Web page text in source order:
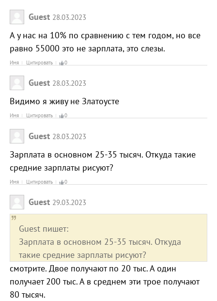
Guest 28.03.2023
А у нас на 10% по сравнению с тем годом, но все
равно 55000 это не зарплата, это слезы.
Имя Цитировать 0
Guest 28.03.2023
Видимо я живу не Златоусте
Имя Цитировать 0
Guest 28.03.2023
Зарплата в основном 25-35 тысяч. Откуда такие
средние зарплаты рисуют?
Имя Цитировать 0
Guest 29.03.2023
Guest пишет:
Зарплата в основном 25-35 тысяч. Откуда
такие средние зарплаты рисуют?
смотрите. Двое получают по 20 тыс. А один
получает 200 тыс. А в среднем эти трое получают
80 тысяч.